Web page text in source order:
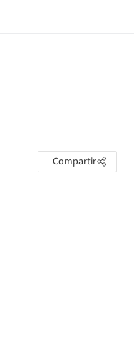
Compartir